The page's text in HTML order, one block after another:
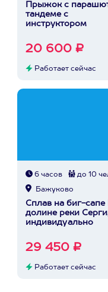
Прыжок с
тандеме с
инструктором
20 600 ₽
Работает сейчас
6 часов до 10
Бажуково
Сплав на биг-сапе
долине реки
индивидуально
29 450 ₽
Работает сейчас